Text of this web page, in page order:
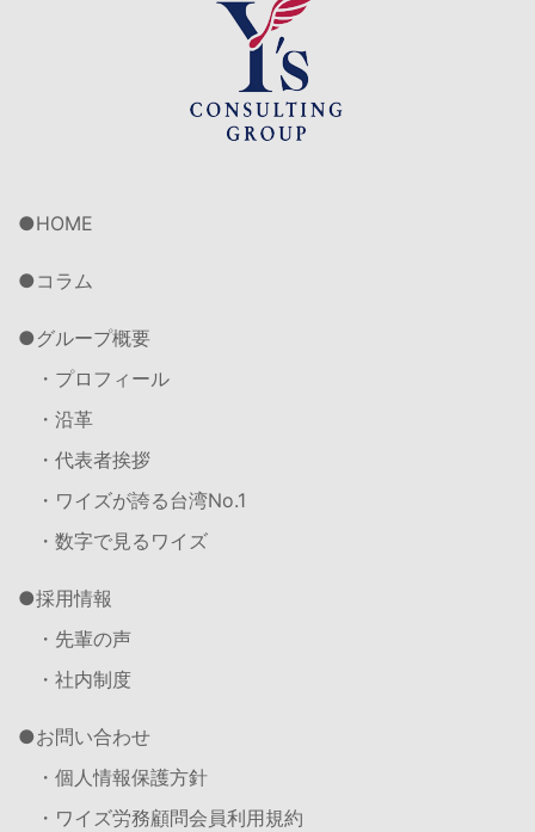
HOME
コラム
グループ概要
・プロフィール
・沿革
・代表者挨拶
・ワイズが誇る台湾No.1
・数字で見るワイズ
採用情報
・先輩の声
・社内制度
お問い合わせ
・個人情報保護方針
・ワイズ労務顧問会員利用規約